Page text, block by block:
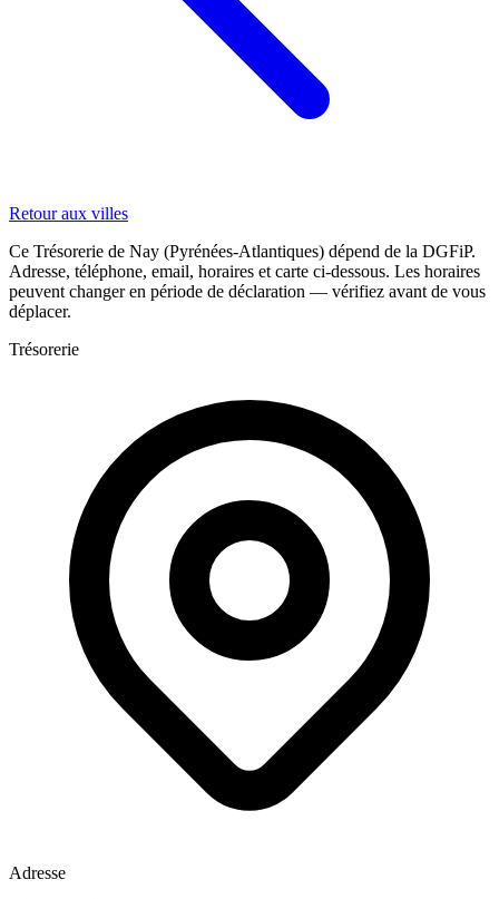
Retour aux villes
Ce Trésorerie de Nay (Pyrénées-Atlantiques) dépend de la DGFiP.
Adresse, téléphone, email, horaires et carte ci-dessous. Les horaires
peuvent changer en période de déclaration — vérifiez avant de vous
déplacer.
Trésorerie
Adresse